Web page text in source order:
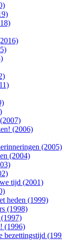
(2006)
(2005)
(2004)
tijd (2001)
heden (1999)
(1998)
(1996)
bezettingstijd